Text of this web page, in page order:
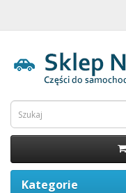
Kategorie